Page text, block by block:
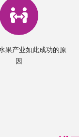
果产业如此成功的原
因